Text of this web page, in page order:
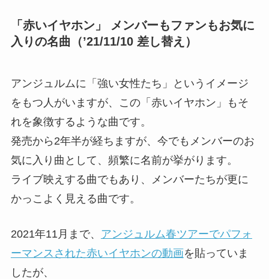
「赤いイヤホン」 メンバーもファンもお気に
入りの名曲（’21/11/10 差し替え）
アンジュルムに「強い女性たち」というイメージ
をもつ人がいますが、この「赤いイヤホン」もそ
れを象徴するような曲です。
発売から2年半が経ちますが、今でもメンバーのお
気に入り曲として、頻繁に名前が挙がります。
ライブ映えする曲でもあり、メンバーたちが更に
かっこよく見える曲です。
2021年11月まで、 アンジュルム春ツアーでパフォ
ーマンスされた赤いイヤホンの動画を貼っていま
したが、